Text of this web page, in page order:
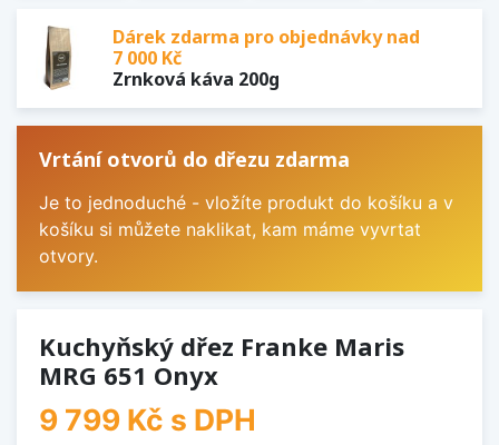
Dárek zdarma pro objednávky nad
7 000 Kč
Zrnková káva 200g
Vrtání otvorů do dřezu zdarma
Je to jednoduché - vložíte produkt do košíku a v
košíku si můžete naklikat, kam máme vyvrtat
otvory.
Kuchyňský dřez Franke Maris
MRG 651 Onyx
9 799 Kč s DPH